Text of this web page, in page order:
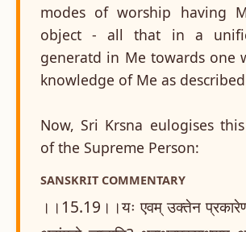
modes of worship having
object - all that in a
generatd in Me towards one
knowledge of Me as
Now, Sri Krsna eulogises
of the Supreme Person:
SANSKRIT COMMENTARY
।।15.19।।यः एवम् उक्तेन प्रकारेण